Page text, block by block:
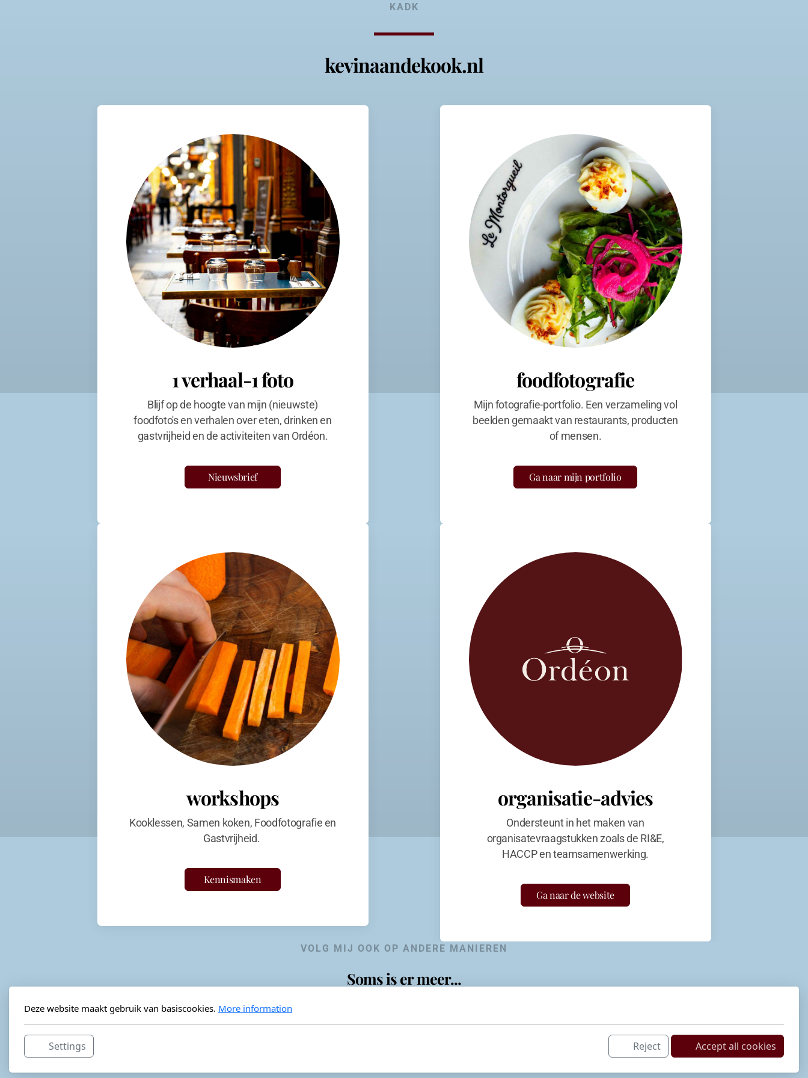
KADK
kevinaandekook.nl
1 verhaal-1 foto
Blijf op de hoogte van mijn (nieuwste)
foodfoto's en verhalen over eten, drinken en
gastvrijheid en de activiteiten van Ordéon.
Nieuwsbrief
foodfotografie
Mijn fotografie-portfolio. Een verzameling vol
beelden gemaakt van restaurants, producten
of mensen.
Ga naar mijn portfolio
workshops
Kooklessen, Samen koken, Foodfotografie en
Gastvrijheid.
Kennismaken
organisatie-advies
Ondersteunt in het maken van
organisatevraagstukken zoals de RI&E,
HACCP en teamsamenwerking.
Ga naar de website
VOLG MIJ OOK OP ANDERE MANIEREN
Soms is er meer...
Deze website maakt gebruik van basiscookies. More information
Settings Reject Accept all cookies